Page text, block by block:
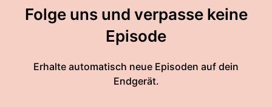
Folge uns und verpasse keine
Episode
Erhalte automatisch neue Episoden auf dein
Endgerät.